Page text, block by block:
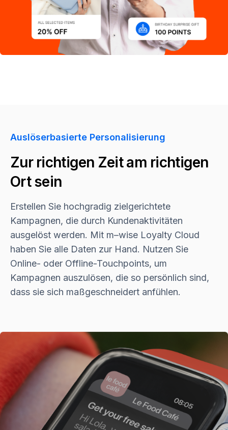
Auslöserbasierte Personalisierung
Zur richtigen Zeit am richtigen
Ort sein
Erstellen Sie hochgradig zielgerichtete
Kampagnen, die durch Kundenaktivitäten
ausgelöst werden. Mit m–wise Loyalty Cloud
haben Sie alle Daten zur Hand. Nutzen Sie
Online- oder Offline-Touchpoints, um
Kampagnen auszulösen, die so persönlich sind,
dass sie sich maßgeschneidert anfühlen.